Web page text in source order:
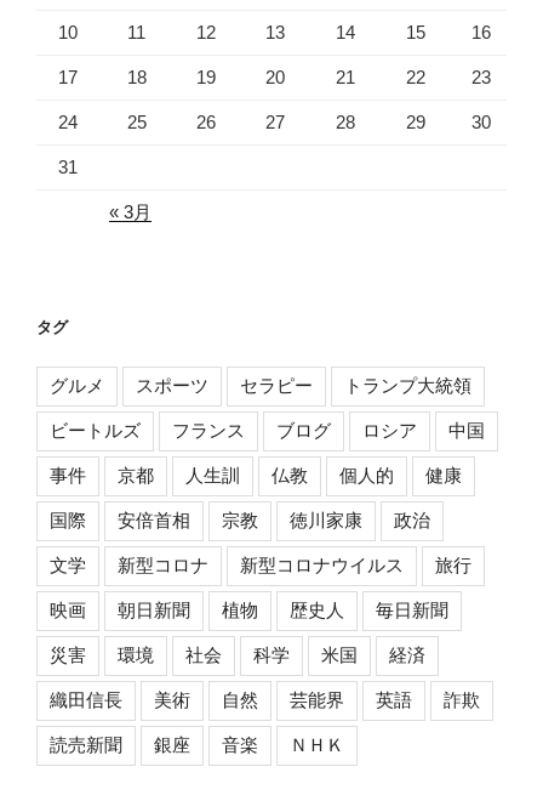
10 11 12 13 14 15 16
17 18 19 20 21 22 23
24 25 26 27 28 29 30
31
« 3月
タグ
グルメ スポーツ セラピー トランプ大統領
ビートルズ フランス ブログ ロシア 中国
事件 京都 人生訓 仏教 個人的 健康
国際 安倍首相 宗教 徳川家康 政治
文学 新型コロナ 新型コロナウイルス 旅行
映画 朝日新聞 植物 歴史人 毎日新聞
災害 環境 社会 科学 米国 経済
織田信長 美術 自然 芸能界 英語 詐欺
読売新聞 銀座 音楽 ＮＨＫ